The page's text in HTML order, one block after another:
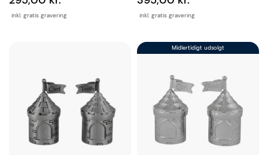
inkl. gratis gravering inkl. gratis gravering
Midlertidigt udsolgt